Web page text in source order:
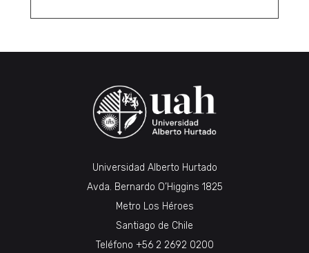
Universidad Alberto Hurtado
Avda. Bernardo O’Higgins 1825
Metro Los Héroes
Santiago de Chile
Teléfono +56 2 2692 0200